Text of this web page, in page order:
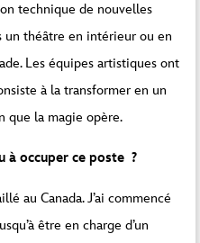
technique de nouvelles
un théâtre en intérieur ou en
Les équipes artistiques ont
à la transformer en un
que la magie opère.
à occuper ce poste ?
au Canada. J’ai commencé
être en charge d’un